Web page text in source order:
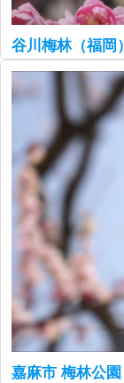
谷川梅林（福岡
嘉麻市 梅林公